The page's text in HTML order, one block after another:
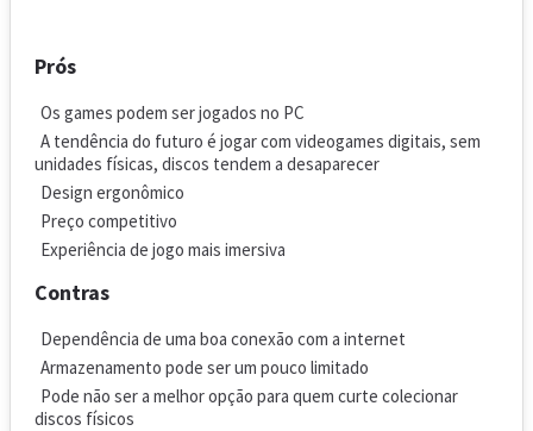
Prós
Os games podem ser jogados no PC
A tendência do futuro é jogar com videogames digitais, sem
unidades físicas, discos tendem a desaparecer
Design ergonômico
Preço competitivo
Experiência de jogo mais imersiva
Contras
Dependência de uma boa conexão com a internet
Armazenamento pode ser um pouco limitado
Pode não ser a melhor opção para quem curte colecionar
discos físicos